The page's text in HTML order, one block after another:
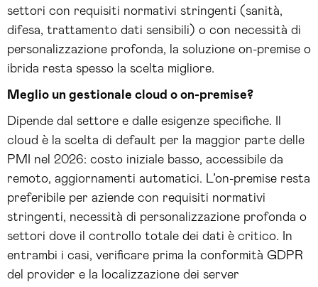
settori con requisiti normativi stringenti (sanità,
difesa, trattamento dati sensibili) o con necessità di
personalizzazione profonda, la soluzione on-premise o
ibrida resta spesso la scelta migliore.
Meglio un gestionale cloud o on-premise?
Dipende dal settore e dalle esigenze specifiche. Il
cloud è la scelta di default per la maggior parte delle
PMI nel 2026: costo iniziale basso, accessibile da
remoto, aggiornamenti automatici. L’on-premise resta
preferibile per aziende con requisiti normativi
stringenti, necessità di personalizzazione profonda o
settori dove il controllo totale dei dati è critico. In
entrambi i casi, verificare prima la conformità GDPR
del provider e la localizzazione dei server